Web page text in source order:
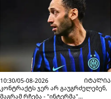
10:30/05-08-2026
ᲘᲢᲐᲚᲘᲐ
კონტრაქტს ჯერ არ გაუგრძელებენ,
მაგრამ რჩება - "ინტერმა"